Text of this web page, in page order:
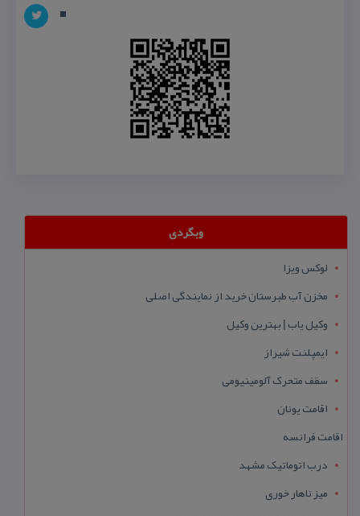
وبگردی
لوکس ویزا
مخزن آب طبرستان خرید از نمایندگی اصلی
وکیل یاب | بهترین وکیل
ایمپلنت شیراز
سقف متحرک آلومینیومی
اقامت یونان
اقامت فرانسه
درب اتوماتیک مشهد
میز ناهار خوری